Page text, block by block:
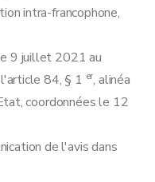
intra-francophone,
9 juillet 2021 au
84, § 1 er, alinéa
coordonnées le 12
de l'avis dans